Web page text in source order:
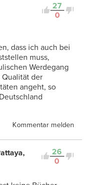
27
0
dass ich auch bei
muss,
Werdegang
der
angeht, so
Kommentar melden
26
0